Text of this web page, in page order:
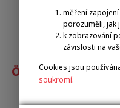
Österreichischer
měření
porozuměli, jak
k zobrazování
závislosti na
Cookies jsou
soukromí.